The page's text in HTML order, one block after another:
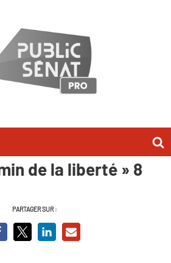
de « Raymond
de la liberté » 8
PARTAGER SUR :